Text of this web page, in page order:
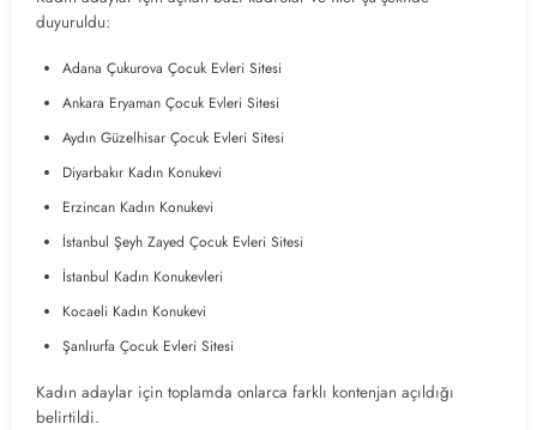
duyuruldu:
Adana Çukurova Çocuk Evleri Sitesi
Ankara Eryaman Çocuk Evleri Sitesi
Aydın Güzelhisar Çocuk Evleri Sitesi
Diyarbakır Kadın Konukevi
Erzincan Kadın Konukevi
İstanbul Şeyh Zayed Çocuk Evleri Sitesi
İstanbul Kadın Konukevleri
Kocaeli Kadın Konukevi
Şanlıurfa Çocuk Evleri Sitesi
Kadın adaylar için toplamda onlarca farklı kontenjan açıldığı
belirtildi.